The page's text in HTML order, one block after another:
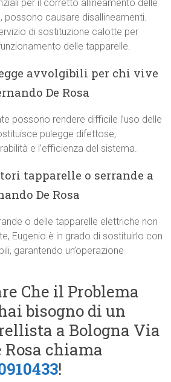
per il corretto allineamento delle
possono causare disallineamenti.
di sostituzione calotte per
delle tapparelle.
avvolgibili per chi vive
De Rosa
possono rendere difficile l’uso delle
pulegge difettose,
e l’efficienza del sistema.
tapparelle o serrande a
De Rosa
o delle tapparelle elettriche non
Eugenio è in grado di sostituirlo con
garantendo un’operazione
Che il Problema
bisogno di un
a Bologna Via
Rosa chiama
!